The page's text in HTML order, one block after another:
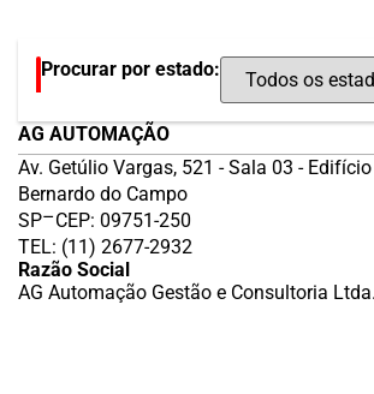
Procurar por estado:
AG AUTOMAÇÃO
Av. Getúlio Vargas, 521 - Sala 03 -
Bernardo do Campo
SP–CEP: 09751-250
TEL: (11) 2677-2932
Razão Social
AG Automação Gestão e Consultoria Ltda.